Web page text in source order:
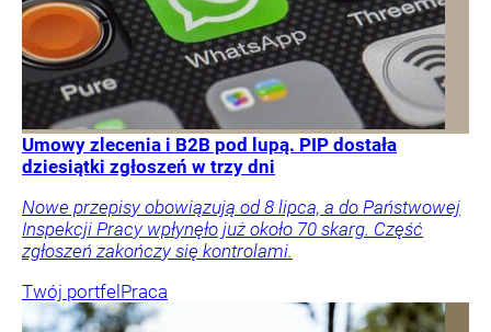
Umowy zlecenia i B2B pod lupą. PIP dostała
dziesiątki zgłoszeń w trzy dni
Nowe przepisy obowiązują od 8 lipca, a do Państwowej
Inspekcji Pracy wpłynęło już około 70 skarg. Część
zgłoszeń zakończy się kontrolami.
Twój portfel Praca